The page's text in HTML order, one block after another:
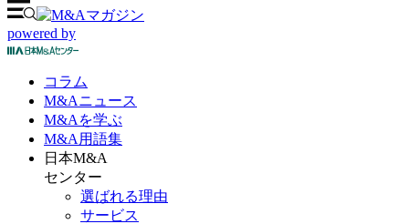
powered by
コラム
M&Aニュース
M&Aを学ぶ
M&A 用語集
日本M&A
センター
選ばれる理由
サービス